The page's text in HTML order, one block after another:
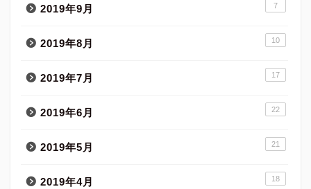
2019年9月 7
2019年8月 10
2019年7月 17
2019年6月 22
2019年5月 21
2019年4月 18